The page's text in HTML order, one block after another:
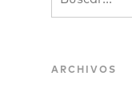
ARCHIVOS